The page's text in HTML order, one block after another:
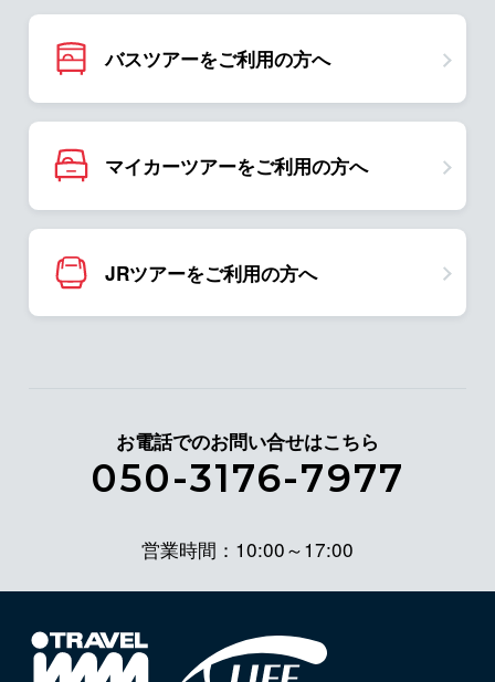
バスツアーをご利用の方へ
マイカーツアーをご利用の方へ
JRツアーをご利用の方へ
お電話でのお問い合せはこちら
050-3176-7977
営業時間：10:00～17:00